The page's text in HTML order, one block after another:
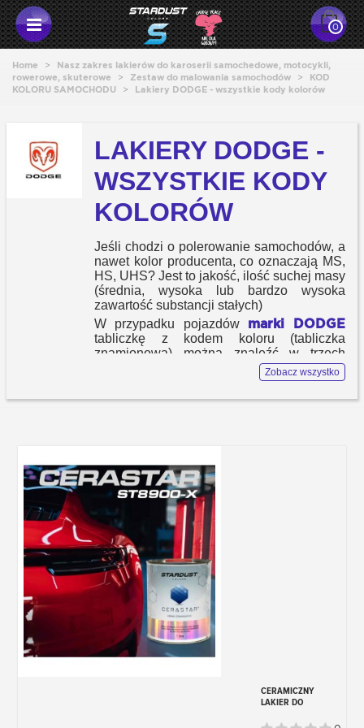
0
Home >
Nasz zakres lakierów do karoserii samochedowe, motocykli,
rowerowe, skuterowe
> Zestaw do malowania samochodów >
KOD
KOLORU SAMOCHODU
> Lakiery DODGE - wszystkie kody kolorów
LAKIERY DODGE -
WSZYSTKIE KODY
KOLORÓW
Jeśli chodzi o polerowanie samochodów, a
nawet kolor producenta, co oznaczają MS,
HS, UHS? Jest to jakość, ilość suchej masy
(średnia, wysoka lub bardzo wysoka
zawartość substancji stałych)
W przypadku pojazdów marki DODGE
tabliczkę z kodem koloru (tabliczka
znamionowa) można znaleźć w trzech
- W komorze koła zapasowego
pokazujących lokalizację.
Kod koloru zawsze składa się z trzech
znaków (liter lub cyfr)
Lakiery do DODGE,
warstwa bazowa 1C i
lakier błyszczący
W tej kategorii znajdziesz wszystkie
potrzebne produkty do malowania karoserii
Zobacz wszystko
CERAMICZNY
LAKIER DO
CERASTAR X